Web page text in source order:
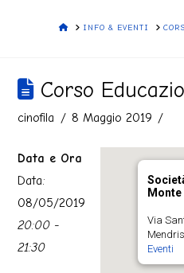
HOMEINFO & EVENTI
Corso
cinofila 8 Maggio 2019
Via
Eventi
Data e Ora
Data:
08/05/2019
20:00 -
21:30